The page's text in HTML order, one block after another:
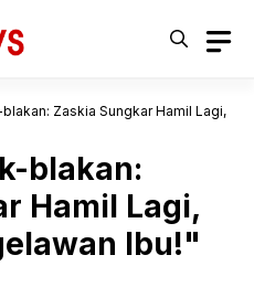
Zaskia Sungkar Hamil Lagi,
blakan:
Hamil Lagi,
Ibu!"